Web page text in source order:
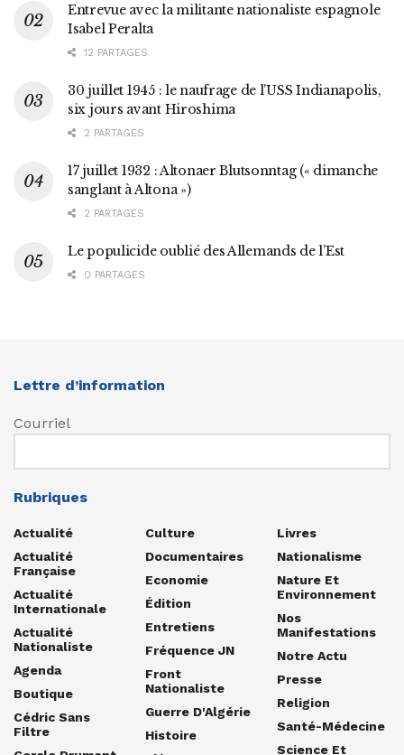
Entrevue avec la militante nationaliste espagnole
Isabel Peralta
12 PARTAGES
30 juillet 1945 : le naufrage de l’USS Indianapolis,
six jours avant Hiroshima
2 PARTAGES
17 juillet 1932 : Altonaer Blutsonntag (« dimanche
sanglant à Altona »)
2 PARTAGES
Le populicide oublié des Allemands de l’Est
0 PARTAGES
Lettre d’information
Courriel
Rubriques
Actualité
Actualité
Française
Actualité
Internationale
Actualité
Nationaliste
Agenda
Boutique
Cédric Sans
Filtre
Culture
Documentaires
Economie
Édition
Entretiens
Fréquence JN
Front
Nationaliste
Guerre D'Algérie
Histoire
Livres
Nationalisme
Nature Et
Environnement
Nos
Manifestations
Notre Actu
Presse
Religion
Santé-Médecine
Science Et